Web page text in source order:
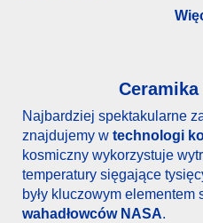
Najbardziej spektakularne
znajdujemy w technologi
kosmiczny wykorzystuje
temperatury sięgające
były kluczowym
wahadłowców NASA.